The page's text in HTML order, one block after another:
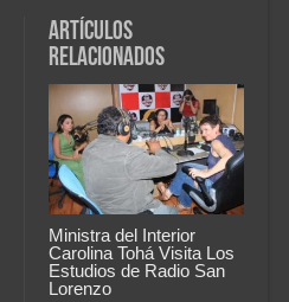
Artículos
relacionados
Ministra del Interior
Carolina Tohá Visita Los
Estudios de Radio San
Lorenzo